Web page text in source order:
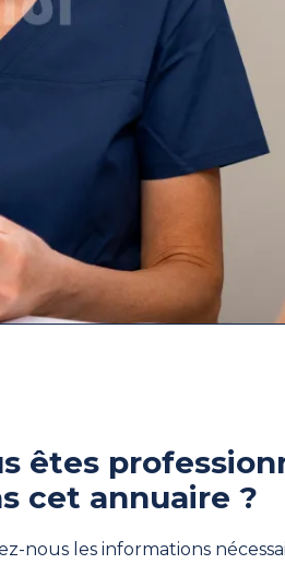
êtes
cet annuaire ?
nous les informations